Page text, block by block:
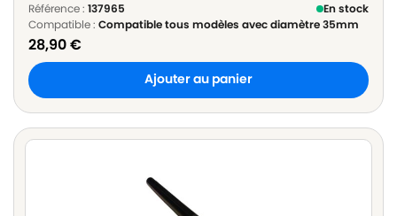
35mm Longueur 60cm à 100cm
Référence : 137965
En stock
Compatible : Compatible tous modèles avec diamètre 35mm
28,90€
Ajouter au panier